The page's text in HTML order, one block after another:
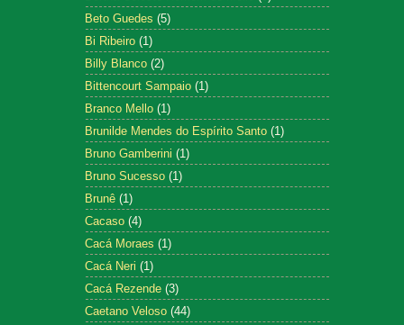
Beto Guedes (5)
Bi Ribeiro (1)
Billy Blanco (2)
Bittencourt Sampaio (1)
Branco Mello (1)
Brunilde Mendes do Espírito Santo (1)
Bruno Gamberini (1)
Bruno Sucesso (1)
Brunê (1)
Cacaso (4)
Cacá Moraes (1)
Cacá Neri (1)
Cacá Rezende (3)
Caetano Veloso (44)